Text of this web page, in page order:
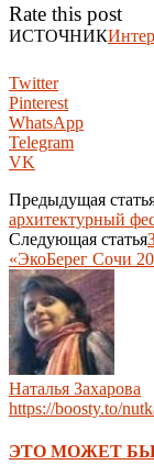
Rate this post
ИСТОЧНИК
Twitter
Pinterest
WhatsApp
Telegram
VK
Предыдущая
архитектурный
Следующая статья
«ЭкоБерег Сочи
Наталья Захарова
https://boosty.to/
ЭТО МОЖЕТ